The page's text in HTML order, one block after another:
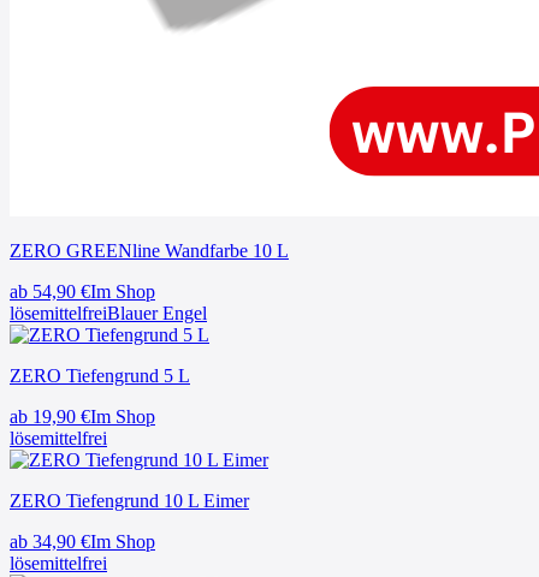
ZERO GREENline Wandfarbe 10 L
ab 54,90 €Im Shop
lösemittelfreiBlauer Engel
ZERO Tiefengrund 5 L
ab 19,90 €Im Shop
lösemittelfrei
ZERO Tiefengrund 10 L Eimer
ab 34,90 €Im Shop
lösemittelfrei